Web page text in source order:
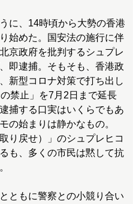
に、14時頃から大勢の香港
始めた。国安法の施行に伴
京政府を批判するシュプレ
即逮捕。そもそも、香港政
新型コロナ対策で打ち出し
禁止」を7月2日まで延長
捕する口実はいくらでもあ
の始まりは静かなもの。
り戻せ）」のシュプレヒコ
も、多くの市民は黙して抗
ともに警察との小競り合い